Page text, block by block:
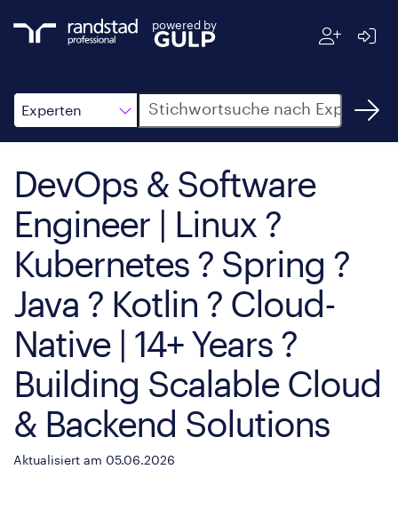
powered by
Experten
Suche
DevOps & Software
Engineer | Linux ?
Kubernetes ? Spring ?
Java ? Kotlin ? Cloud-
Native | 14+ Years ?
Building Scalable Cloud
& Backend Solutions
Aktualisiert am 05.06.2026